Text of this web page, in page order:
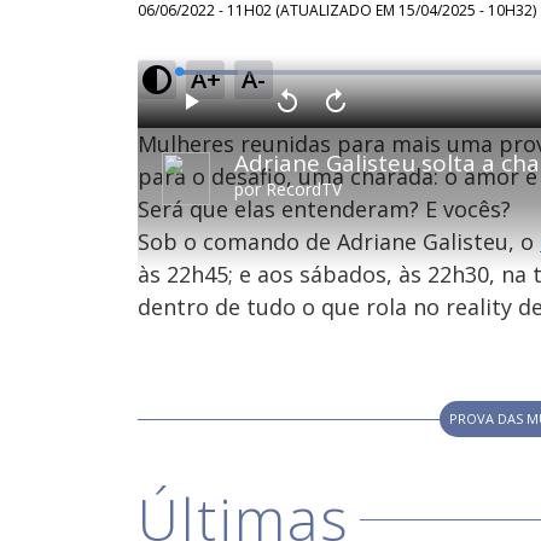
06/06/2022 - 11H02 (ATUALIZADO EM 15/04/2025 - 10H32)
A+ A-
porRecordTV
P
l
a
y
V
o
t
a
r
1
0
s
g
u
d
s
A
v
n
ç
a
r
1
0
n
o
d
L
o
d
e
:
4
%
Mulheres reunidas para mais uma
para o desafio, uma charada: o amor
Será que elas entenderam? E vocês?
Sob o comando de Adriane Galisteu, o
às 22h45; e aos sábados, às 22h30, na
dentro de tudo o que rola no reality
PROVA DAS
Últimas